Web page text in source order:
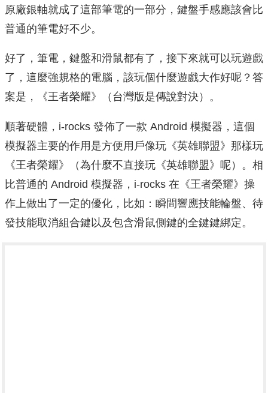
原廠銀軸就成了這部筆電的一部分，鍵盤手感應該會比
普通的筆電好不少。
好了，筆電，鍵盤和滑鼠都有了，接下來就可以玩遊戲
了，這麼強規格的電腦，該玩個什麼遊戲大作好呢？答
案是，《王者榮耀》（台灣版是傳說對決）。
順著硬體，i-rocks 發佈了一款 Android 模擬器，這個
模擬器主要的作用是方便用戶像玩《英雄聯盟》那樣玩
《王者榮耀》（為什麼不直接玩《英雄聯盟》呢）。相
比普通的 Android 模擬器，i-rocks 在《王者榮耀》操
作上做出了一定的優化，比如：瞬間響應技能輪盤、待
發技能取消組合鍵以及包含滑鼠側鍵的全鍵鍵綁定。